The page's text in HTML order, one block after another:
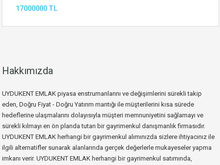
17000000 TL
Hakkımızda
UYDUKENT EMLAK piyasa enstrumanlarını ve değişimlerini sürekli takip
eden, Doğru Fiyat - Doğru Yatırım mantığı ile müşterilerini kısa sürede
hedeflerine ulaşmalarını dolayısıyla müşteri memnuniyetini sağlamayı ve
sürekli kılmayı en ön planda tutan bir gayrimenkul danışmanlık firmasıdır.
UYDUKENT EMLAK herhangi bir gayrimenkul alımınızda sizlere ihtiyacınız ile
ilgili alternatifler sunarak alanlarında gerçek değerlerle mukayeseler yapma
imkanı verir. UYDUKENT EMLAK herhangi bir gayrimenkul satımında,